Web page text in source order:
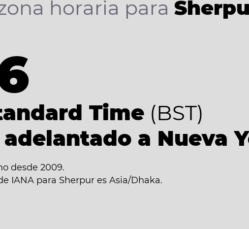
horaria para
Time (BST)
adelantado a Nueva
desde 2009.
IANA para Sherpur es Asia/Dhaka.